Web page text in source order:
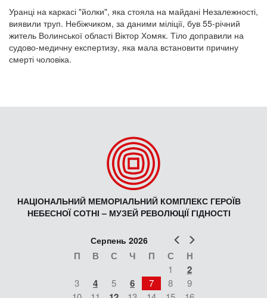
Уранці на каркасі "йолки", яка стояла на майдані Незалежності,
виявили труп. Небіжчиком, за даними міліції, був 55-річний
житель Волинської області Віктор Хомяк. Тіло доправили на
судово-медичну експертизу, яка мала встановити причину
смерті чоловіка.
НАЦІОНАЛЬНИЙ МЕМОРІАЛЬНИЙ КОМПЛЕКС ГЕРОЇВ
НЕБЕСНОЇ СОТНІ – МУЗЕЙ РЕВОЛЮЦІЇ ГІДНОСТІ
Попер
Серпень 2026
П В С Ч П С Н
1 2
3 4 5 6 7 8
9